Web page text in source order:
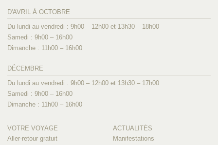
D'AVRIL À OCTOBRE
Du lundi au vendredi : 9h00 – 12h00 et 13h30 – 18h00
Samedi : 9h00 – 16h00
Dimanche : 11h00 – 16h00
DÉCEMBRE
Du lundi au vendredi : 9h00 – 12h00 et 13h30 – 17h00
Samedi : 9h00 – 16h00
Dimanche : 11h00 – 16h00
VOTRE VOYAGE
Aller-retour gratuit
ACTUALITÉS
Manifestations